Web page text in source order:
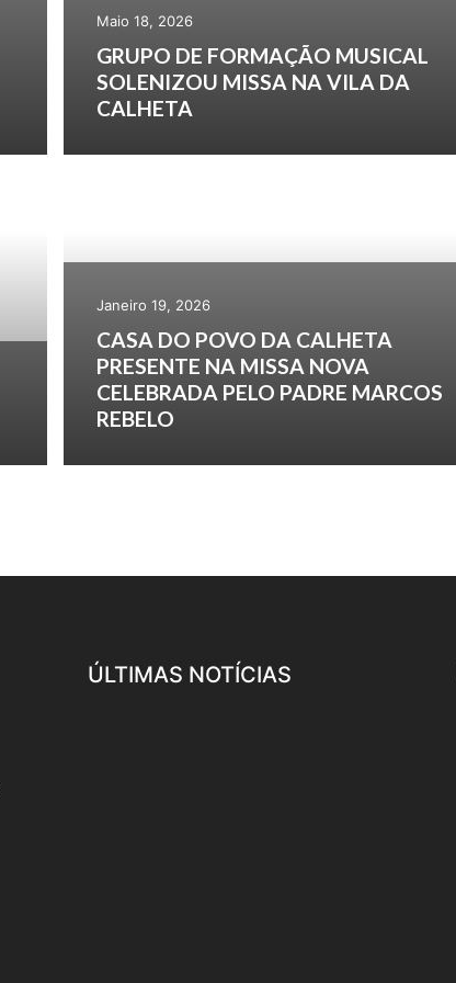
Maio 18, 2026
GRUPO DE FORMAÇÃO MUSICAL
SOLENIZOU MISSA NA VILA DA
CALHETA
Janeiro 19, 2026
CASA DO POVO DA CALHETA
PRESENTE NA MISSA NOVA
CELEBRADA PELO PADRE MARCOS
REBELO
ÚLTIMAS NOTÍCIAS